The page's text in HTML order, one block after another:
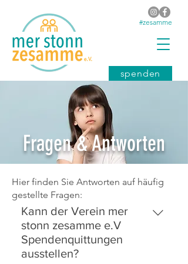
spenden
#zesamme
Fragen & Antworten
Kann der Verein mer
stonn zesamme e.V
Spendenquittungen
ausstellen?
Hier finden Sie Antworten auf häufig
gestellte Fragen: